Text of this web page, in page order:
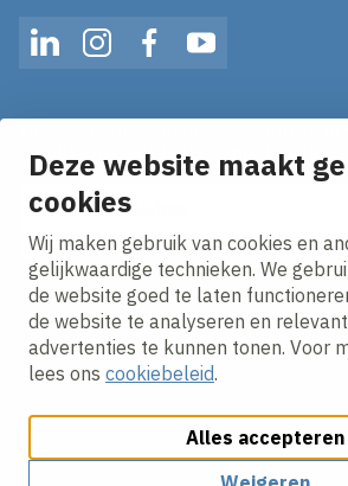
Deze website maakt
cookies
Wij maken gebruik van cookies en
gelijkwaardige technieken. We
de website goed te laten
de website te analyseren en
advertenties te kunnen tonen. Voor
lees ons cookiebeleid.
Alles accepteren
LinkedInInstagramFacebookYouTube
en ontvang het laatste nieuws
E-mailadres
Ik ga akkoord met hetprivacy
Cookies aanpassenCookie beleid